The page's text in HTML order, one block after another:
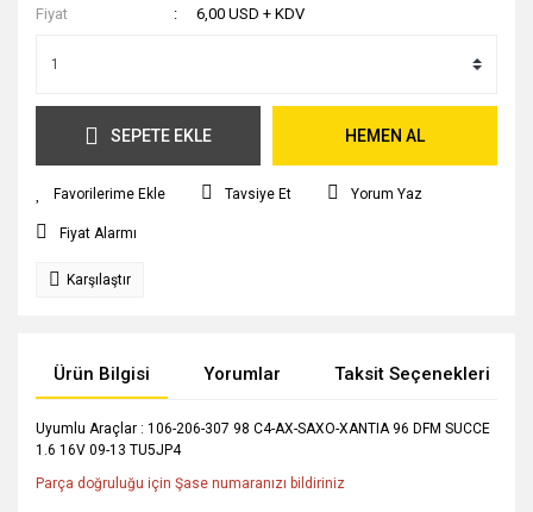
Fiyat
6,00 USD + KDV
SEPETE EKLE HEMEN AL
Tavsiye Et Yorum Yaz
Fiyat Alarmı
Karşılaştır
Ürün Bilgisi Yorumlar Taksit Seçenekleri
Uyumlu Araçlar : 106-206-307 98 C4-AX-SAXO-XANTIA 96 DFM SUCCE
1.6 16V 09-13 TU5JP4
Parça doğruluğu için Şase numaranızı bildiriniz